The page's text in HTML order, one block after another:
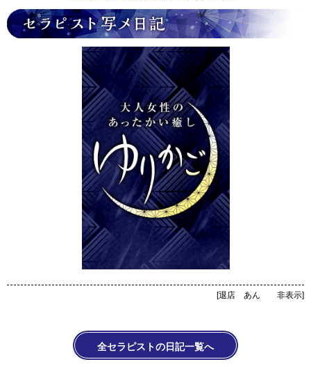
[退店 あん 非表示]
全セラピストの日記一覧へ